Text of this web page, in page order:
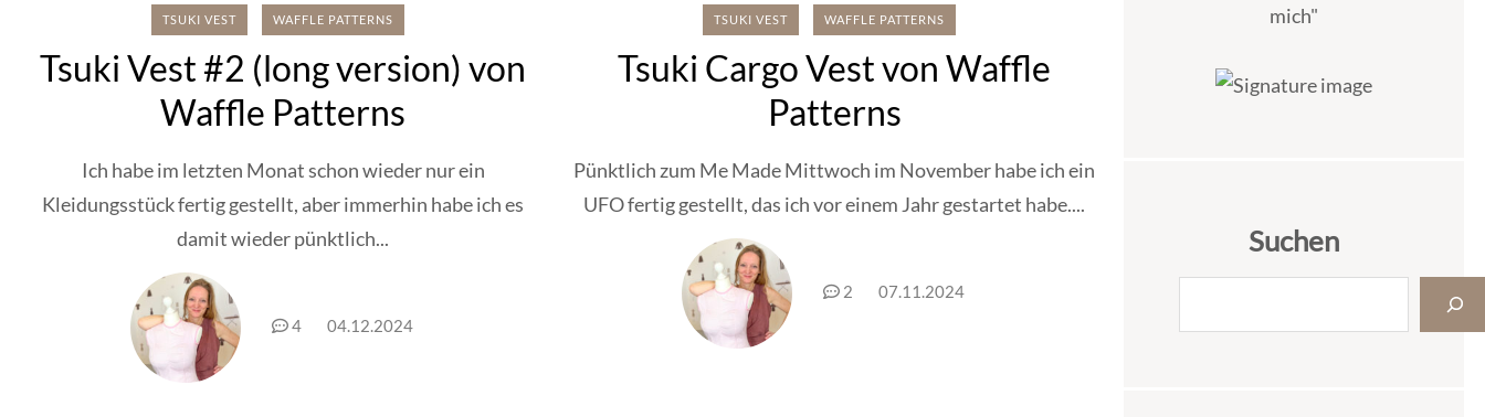
TSUKI VEST WAFFLE PATTERNS
Tsuki Vest #2 (long version) von
Waffle Patterns
Ich habe im letzten Monat schon wieder nur ein
Kleidungsstück fertig gestellt, aber immerhin habe ich es
damit wieder pünktlich...
4 04.12.2024
TSUKI VEST WAFFLE PATTERNS
Tsuki Cargo Vest von Waffle
Patterns
Pünktlich zum Me Made Mittwoch im November habe ich ein
UFO fertig gestellt, das ich vor einem Jahr gestartet habe....
2 07.11.2024
mich"
Suchen